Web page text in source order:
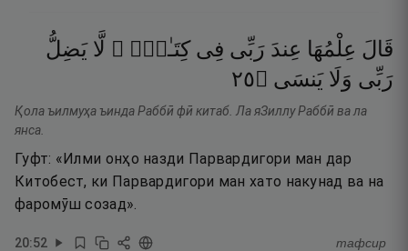
قَالَ عِلْمُهَا عِندَ رَبِّى فِى كِتَـٰبٍۢ ۖ لَّا يَضِلُّ
رَبِّى وَلَا يَنسَى ۝٥٢
Қола ъилмуҳа ъинда Раббӣ фӣ китаб. Ла яЗиллу Раббӣ ва ла
янса.
Гуфт: «Илми онҳо назди Парвардигори ман дар
Китобест, ки Парвардигори ман хато накунад ва на
фаромӯш созад».
20:52 тафсир